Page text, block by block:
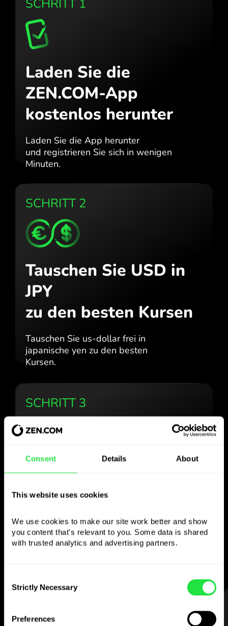
Consent Details About
This website uses cookies
We use cookies to make our site work better and show
you content that's relevant to you. Some data is shared
with trusted analytics and advertising partners.
Selection
Strictly Necessary
Preferences
SCHRITT 1
Laden Sie die
ZEN.COM-App
kostenlos herunter
Laden Sie die App herunter
und registrieren Sie sich in wenigen
Minuten.
SCHRITT 2
Tauschen Sie USD in
JPY
zu den besten Kursen
Tauschen Sie us-dollar frei in
japanische yen zu den besten
Kursen.
SCHRITT 3
Verwenden Sie die
gewählte Währung
Senden Sie Geld ins Ausland,
heben Sie an Geldautomaten ohne
— einfach und stressfrei.